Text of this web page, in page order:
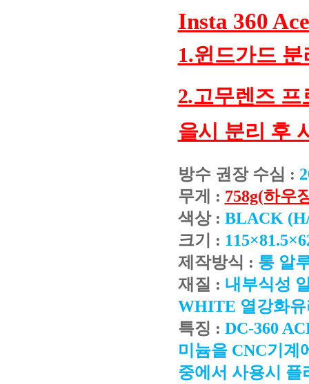
Insta 360
1.윈드가드
2.고무렌즈
을시 분리 후
방수 권장 수심 :
무게 : 758g(하우
색상 : BLACK
크기 :
제작방식 : 통 알
재질 : 내부식성
WHITE 열강화
특징 : DC-360
미늄을 CNC기계
중에서 사용시 플